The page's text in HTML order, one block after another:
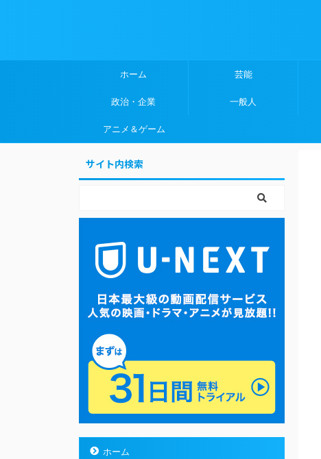
ホーム 芸能
政治・企業 一般人
アニメ＆ゲーム
サイト内検索
ホーム